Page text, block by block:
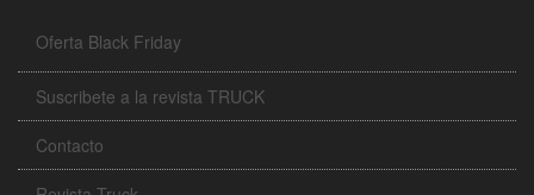
Oferta Black Friday
Suscribete a la revista TRUCK
Contacto